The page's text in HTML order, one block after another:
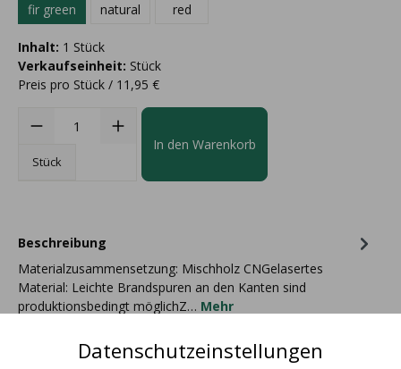
fir green
natural red
Inhalt: 1 Stück
Verkaufseinheit: Stück
Preis pro Stück / 11,95 €
Stück
In den Warenkorb
Beschreibung
Materialzusammensetzung: Mischholz CNGelasertes
Material: Leichte Brandspuren an den Kanten sind
produktionsbedingt möglichZ… Mehr
Datenschutzeinstellungen